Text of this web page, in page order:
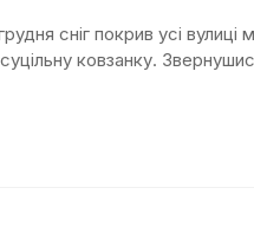
сніг покрив усі
ковзанку.